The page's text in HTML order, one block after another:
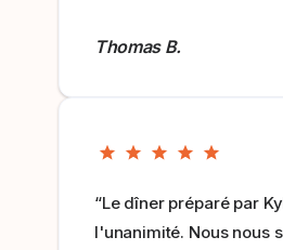
Thomas B.
“Le dîner préparé par
l'unanimité. Nous nous